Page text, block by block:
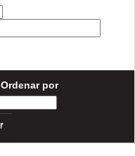
Ordenar por